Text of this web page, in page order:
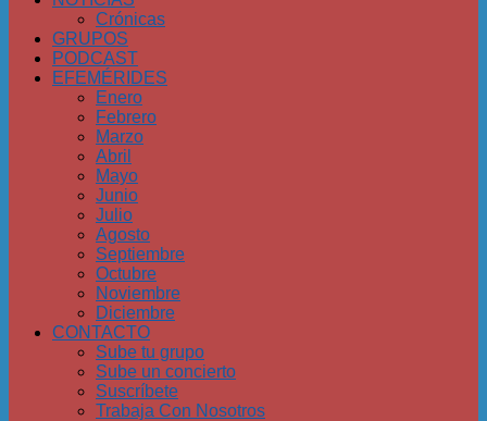
Crónicas
GRUPOS
PODCAST
EFEMÉRIDES
Enero
Febrero
Marzo
Abril
Mayo
Junio
Julio
Agosto
Septiembre
Octubre
Noviembre
Diciembre
CONTACTO
Sube tu grupo
Sube un concierto
Suscríbete
Trabaja Con Nosotros